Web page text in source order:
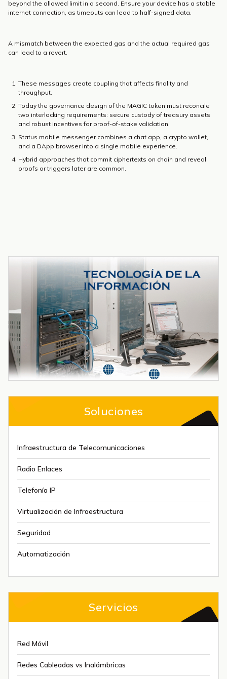
beyond the allowed limit in a second. Ensure your device has a stable
internet connection, as timeouts can lead to half-signed data.
A mismatch between the expected gas and the actual required gas
can lead to a revert.
These messages create coupling that affects finality and
throughput.
Today the governance design of the MAGIC token must reconcile
two interlocking requirements: secure custody of treasury assets
and robust incentives for proof-of-stake validation.
Status mobile messenger combines a chat app, a crypto wallet,
and a DApp browser into a single mobile experience.
Hybrid approaches that commit ciphertexts on chain and reveal
proofs or triggers later are common.
Soluciones
Infraestructura de Telecomunicaciones
Radio Enlaces
Telefonía IP
Virtualización de Infraestructura
Seguridad
Automatización
Servicios
Red Móvil
Redes Cableadas vs Inalámbricas